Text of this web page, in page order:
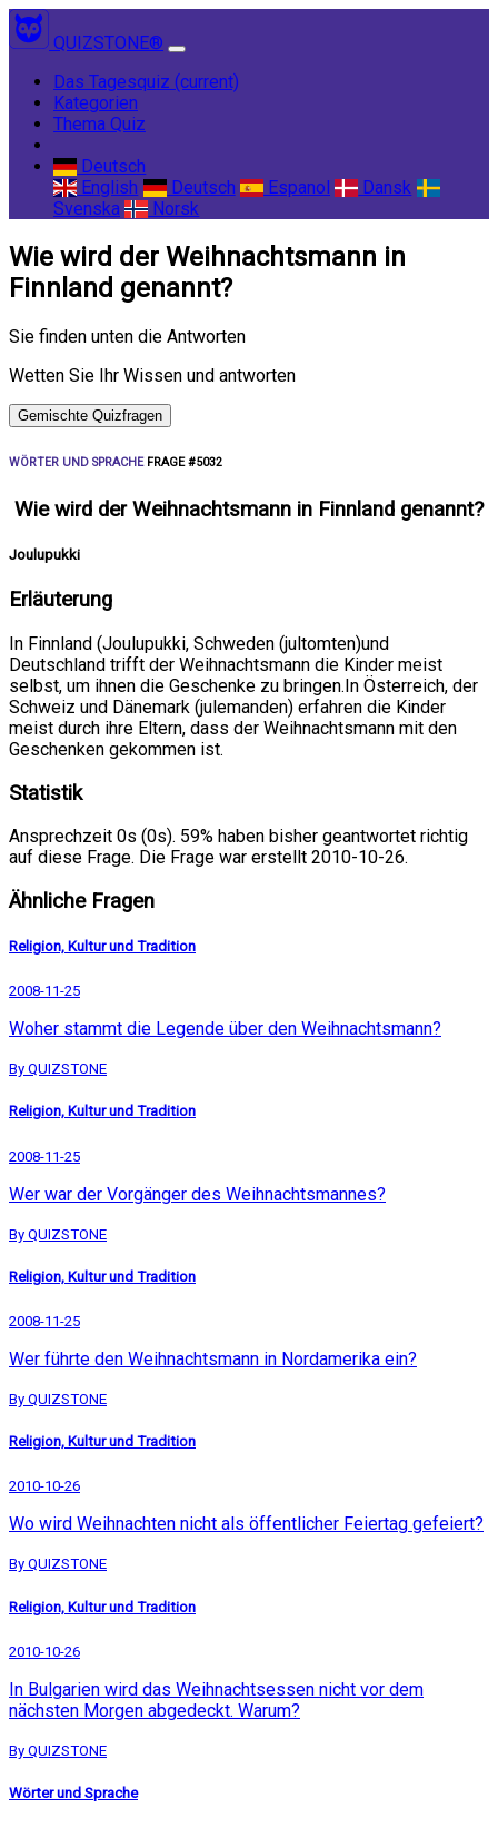
QUIZSTONE®
Das Tagesquiz (current)
Kategorien
Thema Quiz
Deutsch
English
Deutsch Espanol
Dansk
Svenska
Norsk
Wie wird der Weihnachtsmann in
Finnland genannt?
Sie finden unten die Antworten
Wetten Sie Ihr Wissen und antworten
Gemischte Quizfragen
WÖRTER UND SPRACHEFRAGE #5032
Wie wird der Weihnachtsmann in Finnland genannt?
Joulupukki
Erläuterung
In Finnland (Joulupukki, Schweden (jultomten)und
Deutschland trifft der Weihnachtsmann die Kinder meist
selbst, um ihnen die Geschenke zu bringen.In Österreich, der
Schweiz und Dänemark (julemanden) erfahren die Kinder
meist durch ihre Eltern, dass der Weihnachtsmann mit den
Geschenken gekommen ist.
Statistik
Ansprechzeit 0s (0s). 59% haben bisher geantwortet richtig
auf diese Frage. Die Frage war erstellt 2010-10-26.
Ähnliche Fragen
Religion, Kultur und Tradition
2008-11-25
Woher stammt die Legende über den Weihnachtsmann?
By QUIZSTONE
Religion, Kultur und Tradition
2008-11-25
Wer war der Vorgänger des Weihnachtsmannes?
By QUIZSTONE
Religion, Kultur und Tradition
2008-11-25
Wer führte den Weihnachtsmann in Nordamerika ein?
By QUIZSTONE
Religion, Kultur und Tradition
2010-10-26
Wo wird Weihnachten nicht als öffentlicher Feiertag gefeiert?
By QUIZSTONE
Religion, Kultur und Tradition
2010-10-26
In Bulgarien wird das Weihnachtsessen nicht vor dem
nächsten Morgen abgedeckt. Warum?
By QUIZSTONE
Wörter und Sprache